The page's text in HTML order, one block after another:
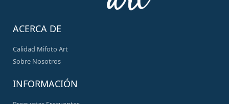
ACERCA DE
Calidad Mifoto Art
Sobre Nosotros
INFORMACIÓN